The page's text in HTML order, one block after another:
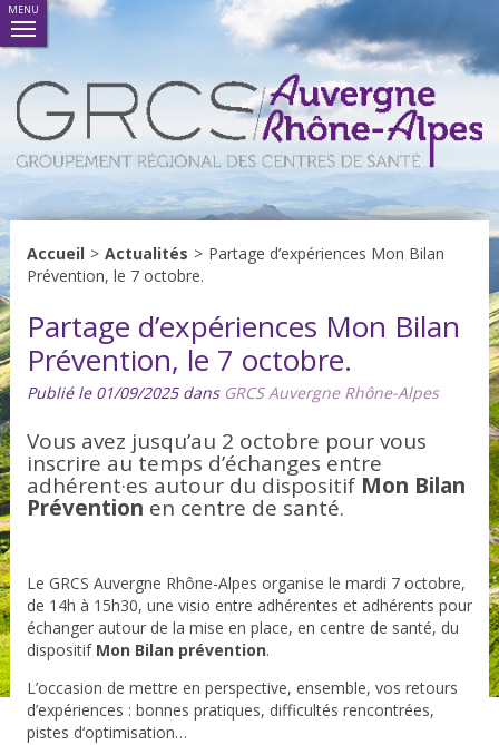
MENU
Accueil > Actualités > Partage d’expériences Mon Bilan
Prévention, le 7 octobre.
Partage d’expériences Mon Bilan
Prévention, le 7 octobre.
Publié le 01/09/2025 dans GRCS Auvergne Rhône-Alpes
Vous avez jusqu’au 2 octobre pour vous
inscrire au temps d’échanges entre
adhérent·es autour du dispositif Mon Bilan
Prévention en centre de santé.
Le GRCS Auvergne Rhône-Alpes organise le mardi 7 octobre,
de 14h à 15h30, une visio entre adhérentes et adhérents pour
échanger autour de la mise en place, en centre de santé, du
dispositif Mon Bilan prévention.
L’occasion de mettre en perspective, ensemble, vos retours
d’expériences : bonnes pratiques, difficultés rencontrées,
pistes d‘optimisation…